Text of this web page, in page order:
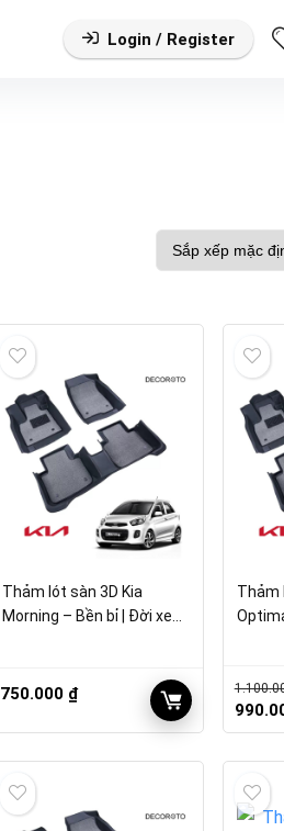
Login / Register
Thảm lót sàn 3D Kia
Morning – Bền bỉ | Đời xe
750.000 ₫
Thảm
Giá
gốc